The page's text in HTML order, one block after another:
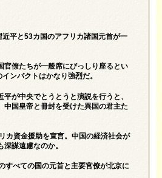
平と53カ国のアフリカ諸国元首が一
官僚たちが一般席にびっしり座るとい
ンパクトはかなり強烈だ。
が中央でとうとうと演説を行うと、
国皇帝と冊封を受けた異国の君主た
カ資金援助を宣言。中国の経済社会が
謀遠慮なのか。
すべての国の元首と主要官僚が北京に